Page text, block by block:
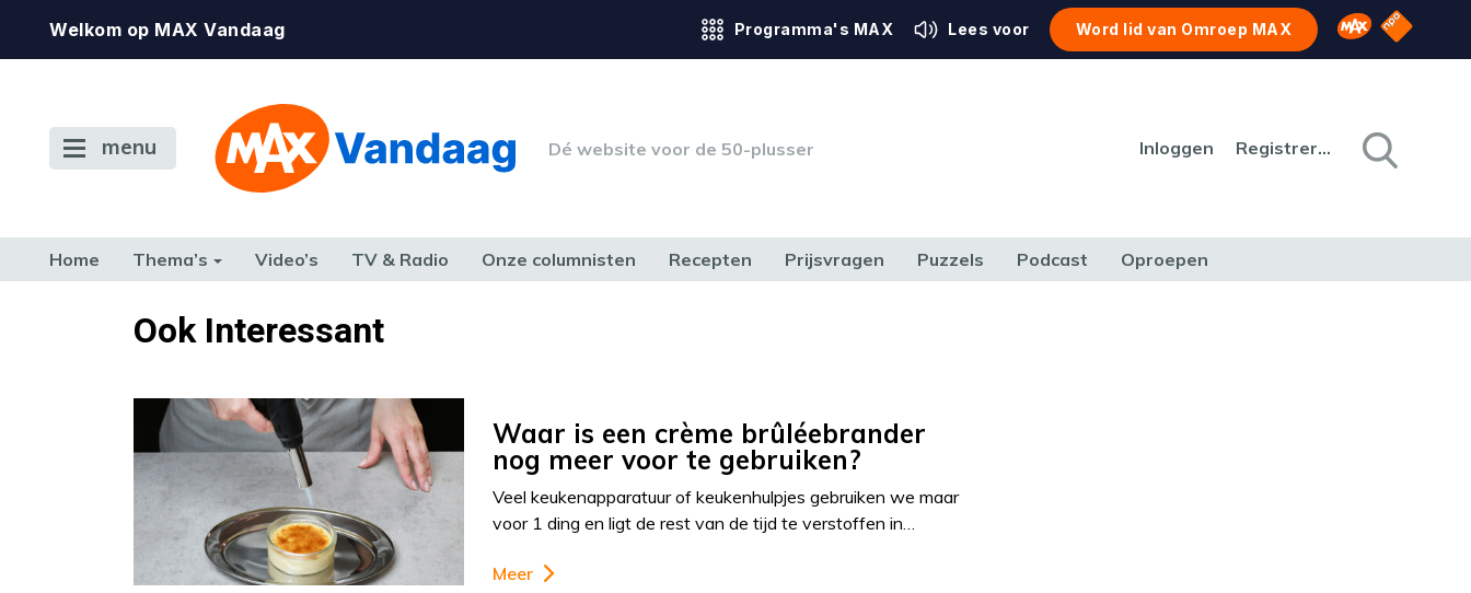
Welkom op MAX Vandaag Programma's MAX Lees voor Word lid van Omroep MAX Omroep MAX
NPO
menu Dé website voor de 50-plusser Inloggen Registreren
Home Thema’s Video’s TV & Radio Onze columnisten Recepten Prijsvragen Puzzels Podcast Oproepen
TERUG NAAR TOENOok Interessant
Waar is een crème brûléebrander
nog meer voor te gebruiken?
Veel keukenapparatuur of keukenhulpjes gebruiken we maar
voor 1 ding en ligt de rest van de tijd te verstoffen in…
Meer